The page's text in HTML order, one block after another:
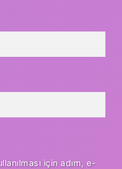
için adım, e-